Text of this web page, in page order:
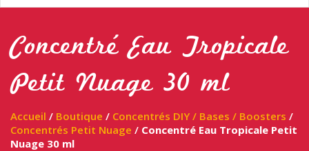
Concentré Eau Tropicale
Petit Nuage 30 ml
Accueil / Boutique / Concentrés DIY / Bases / Boosters /
Concentrés Petit Nuage / Concentré Eau Tropicale Petit
Nuage 30 ml